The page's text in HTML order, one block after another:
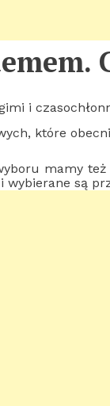
i
które
mamy
są